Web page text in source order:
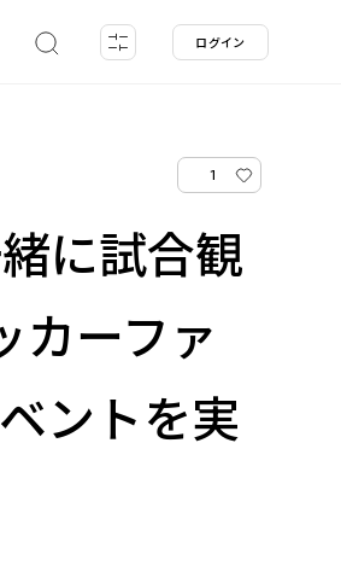
ログイン
1
に試合観
カーファ
ントを実